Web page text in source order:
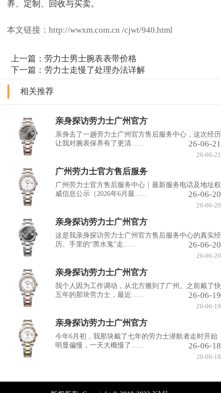
本文链接：http://wwxm.com.cn /cjwt/940.html
上一篇：劳力士男士腕表表带价格
下一篇：劳力士走慢了处理办法详解
相关推荐
亲身探访劳力士广州官方
亲身去了一趟劳力士广州官方售后服务中心，这次经历
让我对腕表保养有了更清......
26-06-21
26-06-21
广州劳力士官方售后服务
广州劳力士官方售后服务中心｜最新服务电话及地址权
威信息公示（2026年6月最......
26-06-20
26-06-20
亲身探访劳力士广州官方
这是我亲身探访劳力士广州官方售后服务中心的真实经
历。手里的“黑水鬼”走......
26-06-20
26-06-20
亲身探访劳力士广州官方
我个人因为工作调动，从北方搬到了广州。之前戴了快
五年的那块劳力士，最近......
26-06-19
26-06-19
亲身探访劳力士广州官方
今年6月初，我那块戴了七年的劳力士潜航者走时开始
明显偏慢，一天大概慢了......
26-06-18
26-06-18